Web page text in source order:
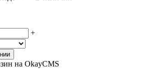
+
на OkayCMS